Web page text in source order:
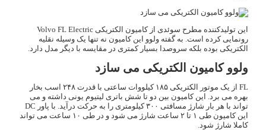
این تولیدکننده مطرح سوئدی از کامیون الکتریکی Volvo FL Electric
رونمایی کرده است. به گفته ولوو این کامیون نه تنها یک وسیله نقلیه
الکتریکی بوده بلکه سروصدا بسیار کمتری در مقایسه با دیگر مدل دارد.
ولوو کامیون الکتریکی می سازد
FL از یک موتور الکتریکی ۱۸۵ کیلووات ساعتی با قدرت ۲۴۸ اسب بخار
بهره می برد. این کامیون بین دو تا شش باتری لیتیوم یونی داشته و می
تواند با هر بار شارژ مسافتی ۳۰۰ کیلومتری را به حرکت درآید. با پاور DC
این کامیون طی ۱ تا ۲ ساعت شارژ می شود و در طی ۱۰ ساعت می تواند
کاملا شارژ شود.